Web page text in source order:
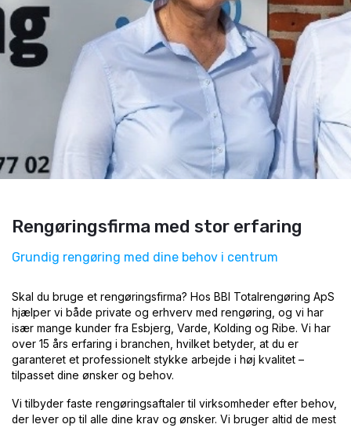
Rengøringsfirma med stor erfaring
Grundig rengøring med dine behov i centrum
Skal du bruge et rengøringsfirma? Hos BBI Totalrengøring ApS
hjælper vi både private og erhverv med rengøring, og vi har
især mange kunder fra Esbjerg, Varde, Kolding og Ribe. Vi har
over 15 års erfaring i branchen, hvilket betyder, at du er
garanteret et professionelt stykke arbejde i høj kvalitet –
tilpasset dine ønsker og behov.
Vi tilbyder faste rengøringsaftaler til virksomheder efter behov,
der lever op til alle dine krav og ønsker. Vi bruger altid de mest